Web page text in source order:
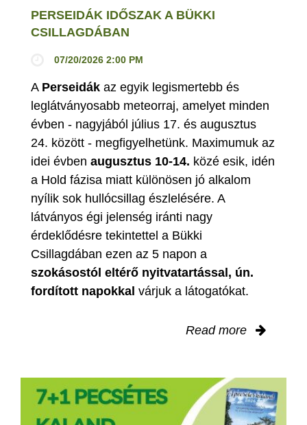
PERSEIDÁK IDŐSZAK A BÜKKI
CSILLAGDÁBAN
07/20/2026 2:00 PM
A Perseidák az egyik legismertebb és
leglátványosabb meteorraj, amelyet minden
évben - nagyjából július 17. és augusztus
24. között - megfigyelhetünk. Maximumuk az
idei évben augusztus 10-14. közé esik, idén
a Hold fázisa miatt különösen jó alkalom
nyílik sok hullócsillag észlelésére. A
látványos égi jelenség iránti nagy
érdeklődésre tekintettel a Bükki
Csillagdában ezen az 5 napon a
szokásostól eltérő nyitvatartással, ún.
fordított napokkal várjuk a látogatókat.
Read more